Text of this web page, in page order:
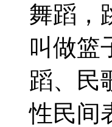
舞蹈，
叫做篮
蹈、民
性民间